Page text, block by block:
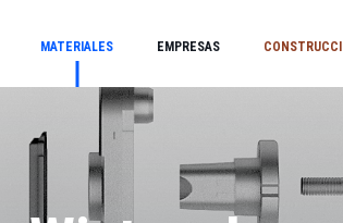
MATERIALES EMPRESAS